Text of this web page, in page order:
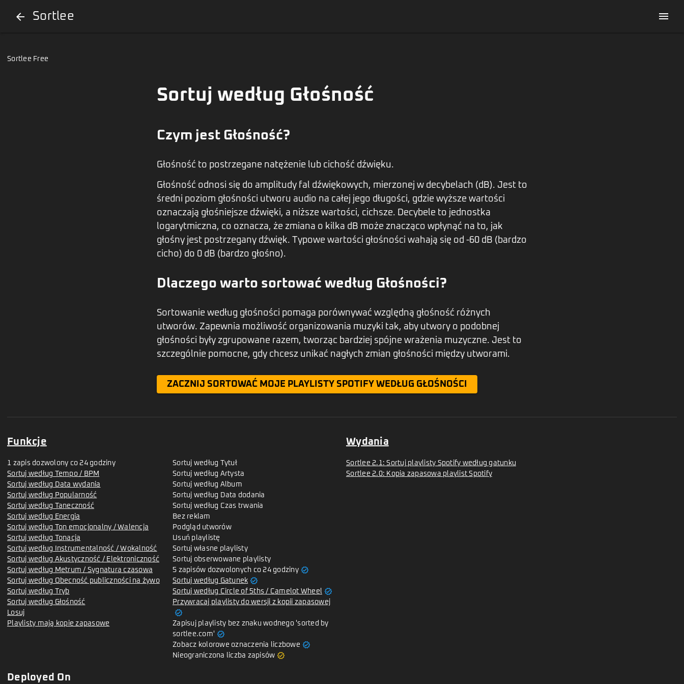
arrow_back Sortlee menu
Sortlee Free
Sortuj według Głośność
Czym jest Głośność?
Głośność to postrzegane natężenie lub cichość dźwięku.
Głośność odnosi się do amplitudy fal dźwiękowych, mierzonej w decybelach (dB). Jest to
średni poziom głośności utworu audio na całej jego długości, gdzie wyższe wartości
oznaczają głośniejsze dźwięki, a niższe wartości, cichsze. Decybele to jednostka
logarytmiczna, co oznacza, że zmiana o kilka dB może znacząco wpłynąć na to, jak
głośny jest postrzegany dźwięk. Typowe wartości głośności wahają się od -60 dB (bardzo
cicho) do 0 dB (bardzo głośno).
Dlaczego warto sortować według Głośności?
Sortowanie według głośności pomaga porównywać względną głośność różnych
utworów. Zapewnia możliwość organizowania muzyki tak, aby utwory o podobnej
głośności były zgrupowane razem, tworząc bardziej spójne wrażenia muzyczne. Jest to
szczególnie pomocne, gdy chcesz unikać nagłych zmian głośności między utworami.
ZACZNIJ SORTOWAĆ MOJE PLAYLISTY SPOTIFY WEDŁUG GŁOŚNOŚCI
Funkcje
1 zapis dozwolony co 24 godziny
Sortuj według Tempo / BPM
Sortuj według Data wydania
Sortuj według Popularność
Sortuj według Taneczność
Sortuj według Energia
Sortuj według Ton emocjonalny / Walencja
Sortuj według Tonacja
Sortuj według Instrumentalność / Wokalność
Sortuj według Akustyczność / Elektroniczność
Sortuj według Metrum / Sygnatura czasowa
Sortuj według Obecność publiczności na żywo
Sortuj według Tryb
Sortuj według Głośność
Losuj
Playlisty mają kopie zapasowe
Sortuj według Tytuł
Sortuj według Artysta
Sortuj według Album
Sortuj według Data dodania
Sortuj według Czas trwania
Bez reklam
Podgląd utworów
Usuń playlistę
Sortuj własne playlisty
Sortuj obserwowane playlisty
5 zapisów dozwolonych co 24 godziny verified
Sortuj według Gatunek verified
Sortuj według Circle of 5ths / Camelot Wheel verified
Przywracaj playlisty do wersji z kopii zapasowej
verified
Zapisuj playlisty bez znaku wodnego 'sorted by
sortlee.com' verified
Zobacz kolorowe oznaczenia liczbowe verified
Nieograniczona liczba zapisów verified
Wydania
Sortlee 2.1: Sortuj playlisty Spotify według gatunku
Sortlee 2.0: Kopia zapasowa playlist Spotify
Deployed On